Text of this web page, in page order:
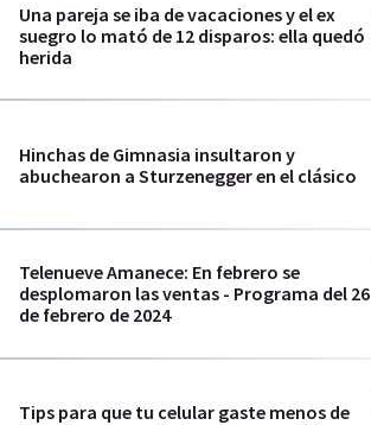
Una pareja se iba de vacaciones y el ex
suegro lo mató de 12 disparos: ella quedó
herida
Hinchas de Gimnasia insultaron y
abuchearon a Sturzenegger en el clásico
Telenueve Amanece: En febrero se
desplomaron las ventas - Programa del 26
de febrero de 2024
Tips para que tu celular gaste menos de